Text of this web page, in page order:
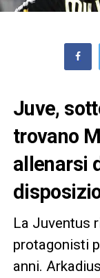
Juve,
trovano
allenarsi
La Juventus
protagonisti
anni.